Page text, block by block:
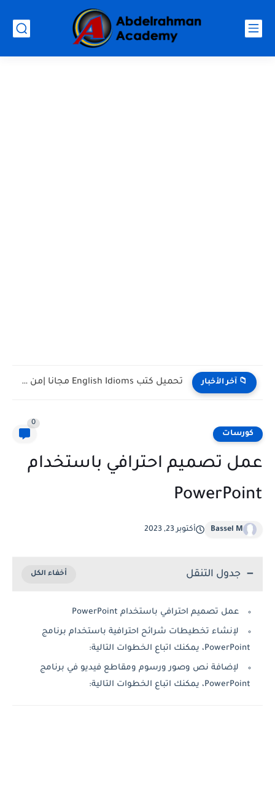
📁 آخر الأخبار تحميل كتب English Idioms مجانا |من كامبريدج English Phrasal Verbs...
كورسات
0
عمل تصميم احترافي باستخدام
PowerPoint
Bassel M أكتوبر 23, 2023
جدول التنقل
عمل تصميم احترافي باستخدام PowerPoint
لإنشاء تخطيطات شرائح احترافية باستخدام برنامج
PowerPoint، يمكنك اتباع الخطوات التالية:
لإضافة نص وصور ورسوم ومقاطع فيديو في برنامج
PowerPoint، يمكنك اتباع الخطوات التالية: